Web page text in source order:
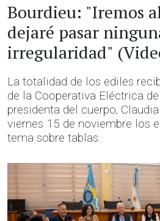
Bourdieu: "Iremos
dejaré pasar
irregularidad"
La totalidad de los ediles
de la Cooperativa Eléctrica
presidenta del cuerpo,
viernes 15 de noviembre los
tema sobre tablas.